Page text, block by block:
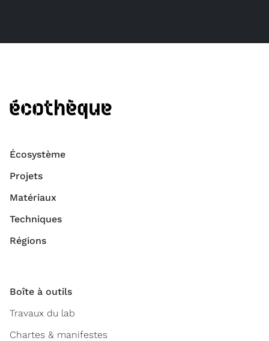
Écosystème
Projets
Matériaux
Techniques
Régions
Boîte à outils
Travaux du lab
Chartes & manifestes